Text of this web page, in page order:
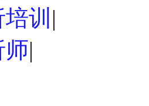
训 |
师|